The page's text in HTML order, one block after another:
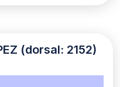
(dorsal: 2152)